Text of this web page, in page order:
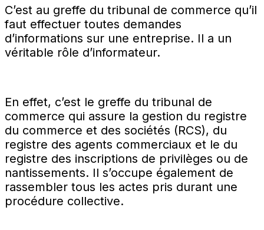
C’est au greffe du tribunal de commerce qu’il
faut effectuer toutes demandes
d’informations sur une entreprise. Il a un
véritable rôle d’informateur.
En effet, c’est le greffe du tribunal de
commerce qui assure la gestion du registre
du commerce et des sociétés (RCS), du
registre des agents commerciaux et le du
registre des inscriptions de privilèges ou de
nantissements. Il s’occupe également de
rassembler tous les actes pris durant une
procédure collective.